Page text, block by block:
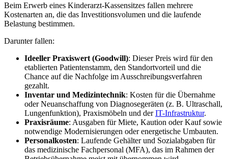
Beim Erwerb eines Kinderarzt-Kassensitzes fallen mehrere
Kostenarten an, die das Investitionsvolumen und die laufende
Belastung bestimmen.
Darunter fallen:
Ideeller Praxiswert (Goodwill): Dieser Preis wird für den
etablierten Patientenstamm, den Standortvorteil und die
Chance auf die Nachfolge im Ausschreibungsverfahren
gezahlt.
Inventar und Medizintechnik: Kosten für die Übernahme
oder Neuanschaffung von Diagnosegeräten (z. B. Ultraschall,
Lungenfunktion), Praxismöbeln und derIT-Infrastruktur.
Praxisräume: Ausgaben für Miete, Kaution oder Kauf sowie
notwendige Modernisierungen oder energetische Umbauten.
Personalkosten: Laufende Gehälter und Sozialabgaben für
das medizinische Fachpersonal (MFA), das im Rahmen der